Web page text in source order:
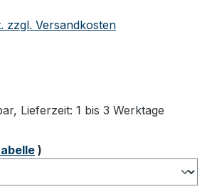
zzgl. Versandkosten
von 5 von 5 Sternen
Lieferzeit: 1 bis 3 Werktage
)